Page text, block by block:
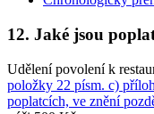
12. Jaké jsou
Udělení povolení k
položky 22 písm. c)
poplatcích, ve znění